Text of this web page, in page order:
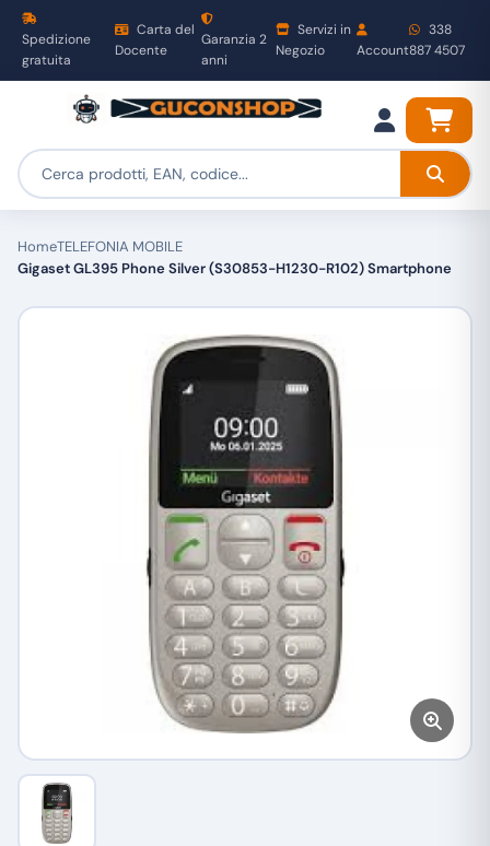
Spedizione
gratuita
Carta del
Docente
Garanzia 2
anni
Servizi in
Negozio
Account
338
887 4507
HomeTELEFONIA MOBILE
Gigaset GL395 Phone Silver (S30853-H1230-R102) Smartphone